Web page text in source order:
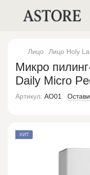
Лицо Лицо Holy
Микро
Daily Micro
Артикул: AO01
ХИТ